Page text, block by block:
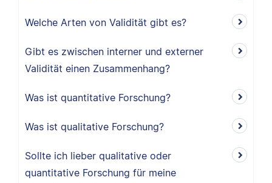
Welche Arten von Validität gibt es?
Gibt es zwischen interner und externer
Validität einen Zusammenhang?
Was ist quantitative Forschung?
Was ist qualitative Forschung?
Sollte ich lieber qualitative oder
quantitative Forschung für meine